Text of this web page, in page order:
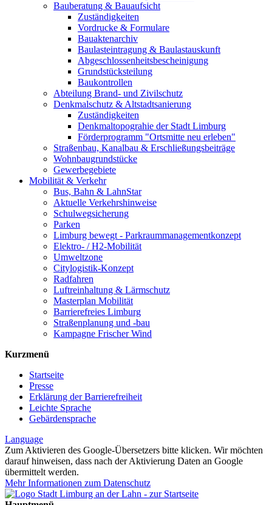
Bauberatung & Bauaufsicht
Zuständigkeiten
Vordrucke & Formulare
Bauaktenarchiv
Baulasteintragung & Baulastauskunft
Abgeschlossenheitsbescheinigung
Grundstücksteilung
Baukontrollen
Abteilung Brand- und Zivilschutz
Denkmalschutz & Altstadtsanierung
Zuständigkeiten
Denkmaltopograhie der Stadt Limburg
Förderprogramm "Ortsmitte neu erleben"
Straßenbau, Kanalbau & Erschließungsbeiträge
Wohnbaugrundstücke
Gewerbegebiete
Mobilität & Verkehr
Bus, Bahn & LahnStar
Aktuelle Verkehrshinweise
Schulwegsicherung
Parken
Limburg bewegt - Park­raum­management­konzept
Elektro- / H2-Mobilität
Umweltzone
Citylogistik-Konzept
Radfahren
Luftreinhaltung & Lärmschutz
Masterplan Mobilität
Barrierefreies Limburg
Straßenplanung und -bau
Kampagne Frischer Wind
Kurzmenü
Startseite
Presse
Erklärung der Barrierefreiheit
Leichte Sprache
Gebärdensprache
Language
Zum Aktivieren des Google-Übersetzers bitte klicken. Wir möchten
darauf hinweisen, dass nach der Aktivierung Daten an Google
übermittelt werden.
Mehr Informationen zum Datenschutz